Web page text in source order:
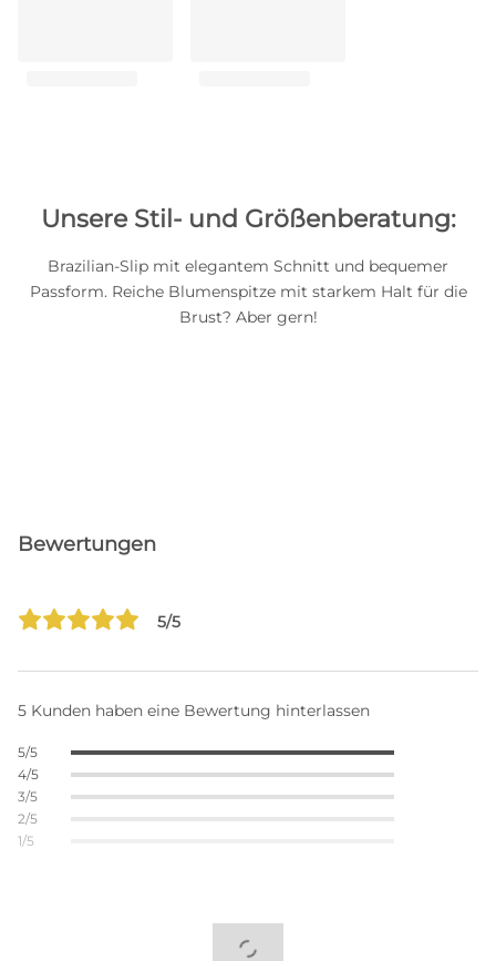
Unsere Stil- und Größenberatung:
Brazilian-Slip mit elegantem Schnitt und bequemer
Passform. Reiche Blumenspitze mit starkem Halt für die
Brust? Aber gern!
Bewertungen
5/5
5 Kunden haben eine Bewertung hinterlassen
5/5
4/5
3/5
2/5
1/5